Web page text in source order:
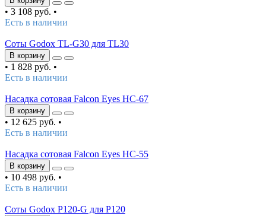
• 3 108 руб. •
Есть в наличии
Соты Godox TL-G30 для TL30
В корзину
• 1 828 руб. •
Есть в наличии
Насадка сотовая Falcon Eyes HC-67
В корзину
• 12 625 руб. •
Есть в наличии
Насадка сотовая Falcon Eyes HC-55
В корзину
• 10 498 руб. •
Есть в наличии
Соты Godox P120-G для P120